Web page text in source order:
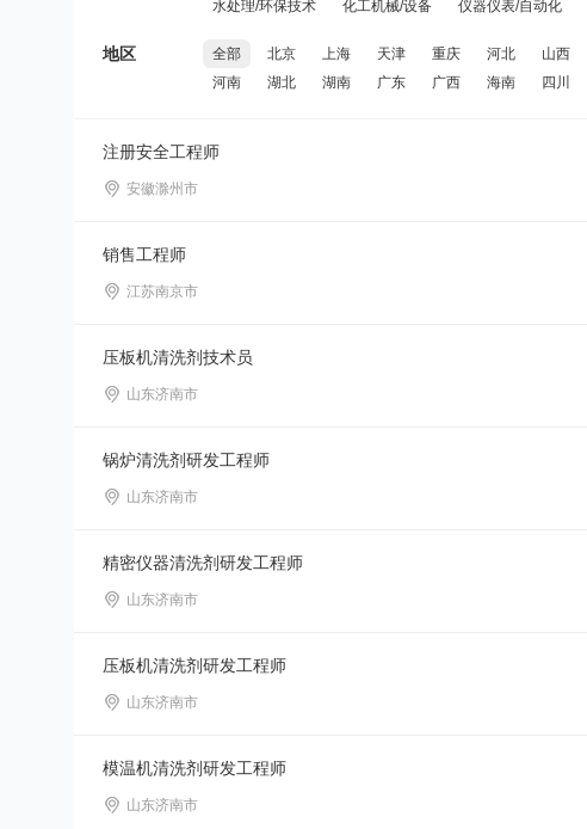
水处理/环保技术
化工机械/设备 仪器仪表/自动化
地区 全部 北京 上海 天津 重庆 河北 山西
河南
湖北 湖南 广东 广西 海南 四川
注册安全工程师
安徽滁州市
销售工程师
江苏南京市
压板机清洗剂技术员
山东济南市
锅炉清洗剂研发工程师
山东济南市
精密仪器清洗剂研发工程师
山东济南市
压板机清洗剂研发工程师
山东济南市
模温机清洗剂研发工程师
山东济南市